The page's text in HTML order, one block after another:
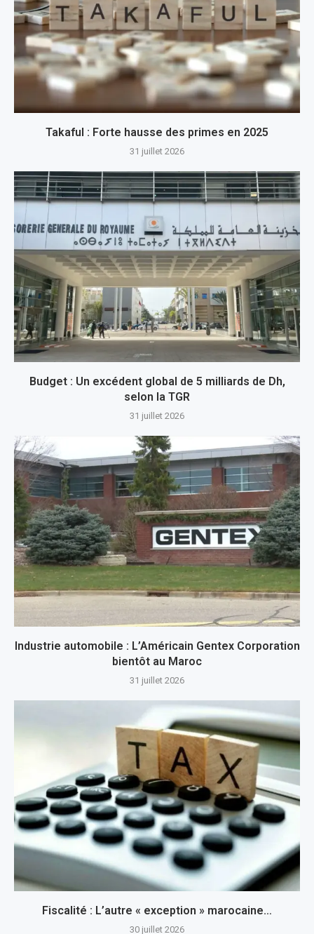
Takaful : Forte hausse des primes en 2025
31 juillet 2026
Budget : Un excédent global de 5 milliards de Dh,
selon la TGR
31 juillet 2026
Industrie automobile : L’Américain Gentex Corporation
bientôt au Maroc
31 juillet 2026
Fiscalité : L’autre « exception » marocaine…
30 juillet 2026